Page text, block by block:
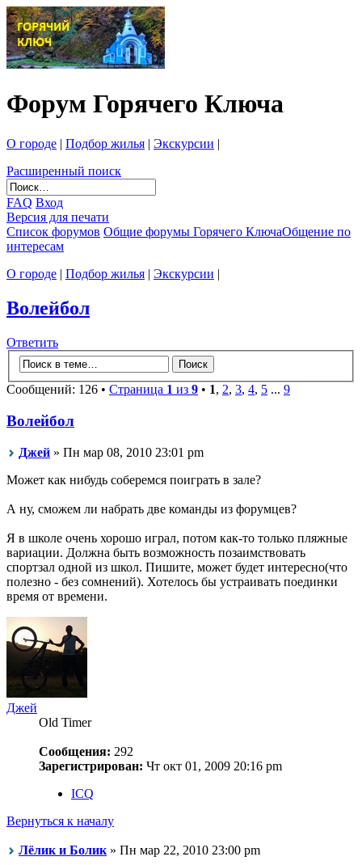
Форум Горячего Ключа
О городе | Подбор жилья | Экскурсии |
Расширенный поиск
FAQ Вход
Версия для печати
Список форумов Общие форумы Горячего КлючаОбщение по
интересам
О городе | Подбор жилья | Экскурсии |
Волейбол
Ответить
Сообщений: 126 • Страница 1 из 9 • 1, 2, 3, 4, 5 ... 9
Волейбол
Джей » Пн мар 08, 2010 23:01 pm
Может как нибудь соберемся поиграть в зале?
А ну, сможем ли набрать две команды из форумцев?
Я в школе очень хорошо играл, потом как-то только пляжные
вариации. Должна быть возможность позаимствовать
спортзал одной из школ. Пишите, может будет интересно(что
полезно - без сомнений). Хотелось бы устраивать поединки
время от времени.
Джей
Old Timer
Сообщения: 292
Зарегистрирован: Чт окт 01, 2009 20:16 pm
ICQ
Вернуться к началу
Лёлик и Болик» Пн мар 22, 2010 23:00 pm